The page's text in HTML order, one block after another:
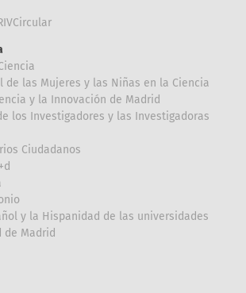
de las Mujeres y las Niñas en la Ciencia
y la Innovación de Madrid
los Investigadores y las Investigadoras
Ciudadanos
y la Hispanidad de las universidades
de Madrid